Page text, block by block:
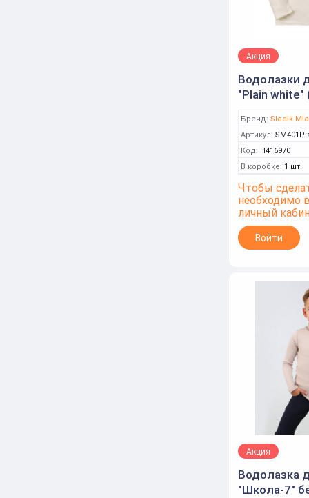
Акция
Водолазки
"Plain
Бренд: Sladik
Артикул:
Код: Н416970
В коробке: 1 шт.
Чтобы
необходимо
личный
Войти
Акция
Водолазка
"Школа-7"